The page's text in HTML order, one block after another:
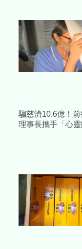
騙慈濟10.6億！前
理事長攜手「心